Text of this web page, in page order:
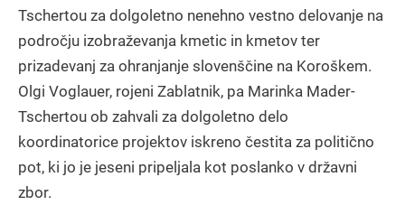
Tschertou za dolgoletno nenehno vestno delovanje na
področju izobraževanja kmetic in kmetov ter
prizadevanj za ohranjanje slovenščine na Koroškem.
Olgi Voglauer, rojeni Zablatnik, pa Marinka Mader-
Tschertou ob zahvali za dolgoletno delo
koordinatorice projektov iskreno čestita za politično
pot, ki jo je jeseni pripeljala kot poslanko v državni
zbor.